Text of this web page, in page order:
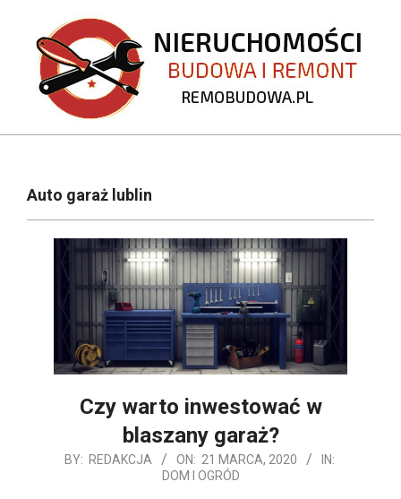
content
REMOBUDOWA.PL
NavigationAuto garaż lublin
Czy warto inwestować w
blaszany garaż?
2020-
BY: REDAKCJA ON: 21 MARCA, 2020
IN:
DOM I OGRÓD